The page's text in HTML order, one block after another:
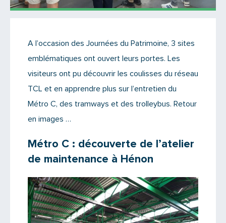
Il n'y a aucun commentaire...
Ajoutez le vôtre
A l’occasion des Journées du Patrimoine, 3 sites
emblématiques ont ouvert leurs portes. Les
visiteurs ont pu découvrir les coulisses du réseau
TCL et en apprendre plus sur l’entretien du
Métro C, des tramways et des trolleybus. Retour
en images …
Métro C : découverte de l’atelier
de maintenance à Hénon